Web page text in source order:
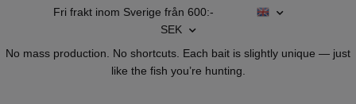
Fri frakt inom Sverige från 600:-
SEK
No mass production. No shortcuts. Each bait is slightly unique — just
like the fish you’re hunting.